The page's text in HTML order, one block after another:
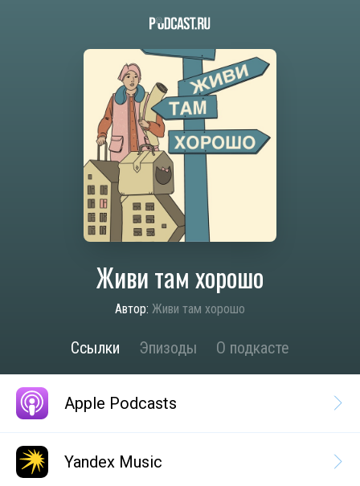
Живи там хорошо
Автор: Живи там хорошо
Ссылки Эпизоды О подкасте
Apple Podcasts
Yandex Music